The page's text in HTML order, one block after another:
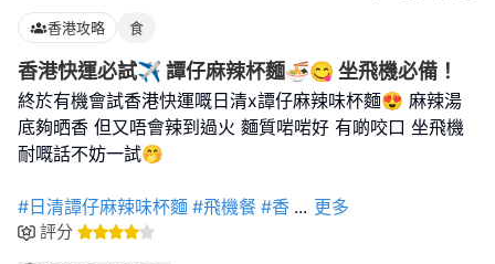
香港攻略 食
香港快運必試✈️ 譚仔麻辣杯麵🍜😋 坐飛機必備！
終於有機會試香港快運嘅日清x譚仔麻辣味杯麵😍 麻辣湯
底夠晒香 但又唔會辣到過火 麵質啱啱好 有啲咬口 坐飛機
耐嘅話不妨一試🤭
#日清譚仔麻辣味杯麵 #飛機餐 #香 ... 更多
評分